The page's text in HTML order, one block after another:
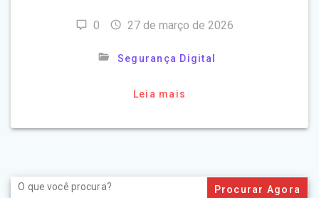
0 27 de março de 2026
Segurança Digital
Leia mais
Search
for: